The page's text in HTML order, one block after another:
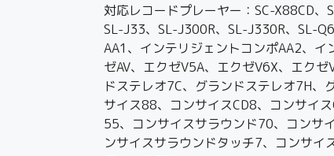
対応レコードプレーヤー：SC-X88CD
SL-J33、SL-J300R、SL-J330R、SL-
AA1、インテリジェントコンポAA2、
ゼAV、エクゼV5A、エクゼV6X、エク
ドステレオ7C、グランドステレオ7H
サイス88、コンサイスCD8、コンサイ
55、コンサイスサラウンド70、コンサ
ンサイスサラウンドタッチ7、コンサ